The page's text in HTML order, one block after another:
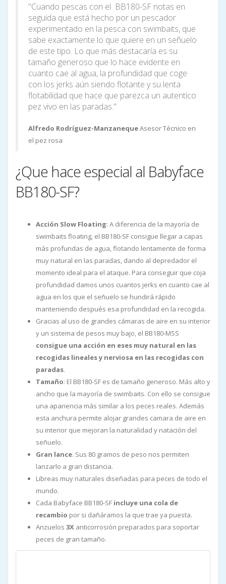
"Cuando pescas con el BB180-SF notas en
seguida que está hecho por un pescador
experimentado en la pesca con swimbaits, que
sabe exactamente lo que quiere en un señuelo
de este tipo. Lo que más destacaría es su
tamaño generoso que lo hace evidente en
cuanto cae al agua, la profundidad que coge
con los jerks aún siendo flotante y su lenta
flotabilidad que hace que parezca un autentico
pez vivo en las paradas."
Alfredo Rodríguez-ManzanequeAsesor Técnico en
el pez rosa
¿Que hace especial al Babyface
BB180-SF?
Acción Slow Floating: A diferencia de la mayoría de
swimbaits floating, el BB180-SF consigue llegar a capas
más profundas de agua, flotando lentamente de forma
muy natural en las paradas, dando al depredador el
momento ideal para el ataque. Para conseguir que coja
profundidad damos unos cuantos jerks en cuanto cae al
agua en los que el señuelo se hundirá rápido
manteniendo después esa profundidad en la recogida.
Gracias al uso de grandes cámaras de aire en su interior
y un sistema de pesos muy bajo, el BB180-MSS
consigue una acción en eses muy natural en las
recogidas lineales y nerviosa en las recogidas con
paradas.
Tamaño: El BB180-SF es de tamaño generoso. Más alto y
ancho que la mayoría de swimbaits. Con ello se consigue
una apariencia más similar a los peces reales. Además
esta anchura permite alojar grandes camara de aire en
su interior que mejoran la naturalidad y natación del
señuelo.
Gran lance. Sus 80 gramos de peso nos permiten
lanzarlo a gran distancia.
Libreas muy naturales diseñadas para peces de todo el
mundo.
Cada Babyface BB180-SF incluye una cola de
recambio por si dañáramos la que trae ya puesta.
Anzuelos 3X anticorrosión preparados para soportar
peces de gran tamaño.